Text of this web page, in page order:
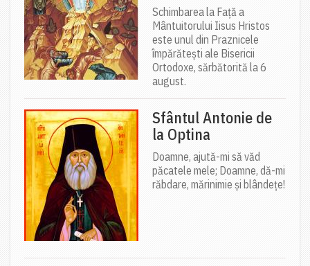
Schimbarea la Față a
Mântuitorului Iisus Hristos
este unul din Praznicele
împărătești ale Bisericii
Ortodoxe, sărbătorită la 6
august.
Sfântul Antonie de
la Optina
Doamne, ajută-mi să văd
păcatele mele; Doamne, dă-mi
răbdare, mărinimie şi blândeţe!